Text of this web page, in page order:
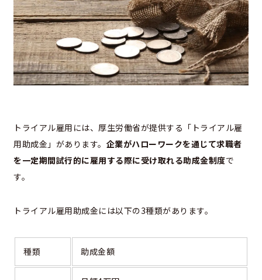
トライアル雇用には、厚生労働省が提供する「トライアル雇
用助成金」があります。 企業がハローワークを通じて求職者
を一定期間試行的に雇用する際に受け取れる助成金制度で
す。
トライアル雇用助成金には以下の3種類があります。
種類 助成金額